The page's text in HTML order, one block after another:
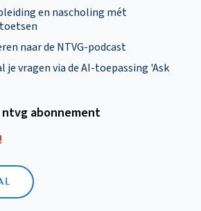
en nascholing mét
naar de NTVG-podcast
je vragen via de AI-toepassing 'Ask
abonnement